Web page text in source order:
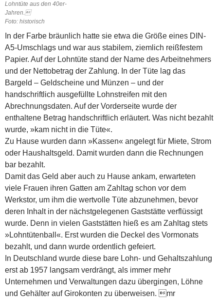
Lohntüte aus den 40er-
Jahren.
Foto: historisch
In der Farbe bräunlich hatte sie etwa die Größe eines DIN-
A5-Umschlags und war aus stabilem, ziemlich reißfestem
Papier. Auf der Lohntüte stand der Name des Arbeitnehmers
und der Nettobetrag der Zahlung. In der Tüte lag das
Bargeld – Geldscheine und Münzen – und der
handschriftlich ausgefüllte Lohnstreifen mit den
Abrechnungsdaten. Auf der Vorderseite wurde der
enthaltene Betrag handschriftlich erläutert. Was nicht bezahlt
wurde, »kam nicht in die Tüte«.
Zu Hause wurden dann »Kassen« angelegt für Miete, Strom
oder Haushaltsgeld. Damit wurden dann die Rechnungen
bar bezahlt.
Damit das Geld aber auch zu Hause ankam, erwarteten
viele Frauen ihren Gatten am Zahltag schon vor dem
Werkstor, um ihm die wertvolle Tüte abzunehmen, bevor
deren Inhalt in der nächstgelegenen Gaststätte verflüssigt
wurde. Denn in vielen Gaststätten hieß es am Zahltag stets
»Lohntütenball«. Erst wurden die Deckel des Vormonats
bezahlt, und dann wurde ordentlich gefeiert.
In Deutschland wurde diese bare Lohn- und Gehaltszahlung
erst ab 1957 langsam verdrängt, als immer mehr
Unternehmen und Verwaltungen dazu übergingen, Löhne
und Gehälter auf Girokonten zu überweisen. mr